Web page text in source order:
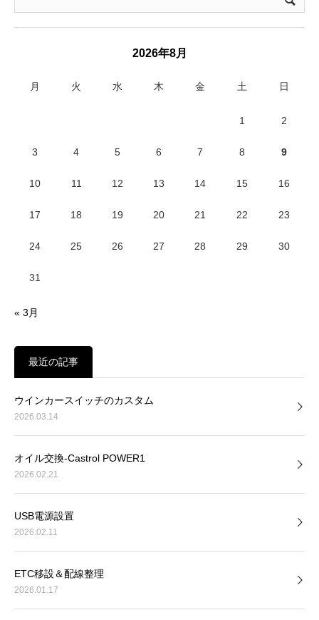
2026年8月
月 火 水 木 金 土 日
1 2
3 4 5 6 7 8 9
10 11 12 13 14 15 16
17 18 19 20 21 22 23
24 25 26 27 28 29 30
31
« 3月
最近の記事
ウインカースイッチのカスタム
2026.03.14
オイル交換-Castrol POWER1
2026.02.21
USB電源設置
2026.02.11
ETC移設＆配線整理
2026.01.17